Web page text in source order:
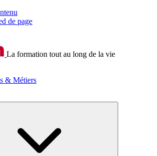
de page
La formation tout au long de la vie
& Métiers